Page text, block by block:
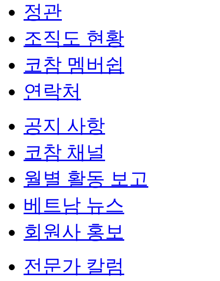
정관
조직도 현황
코참 멤버쉽
연락처
공지 사항
코참 채널
월별 활동 보고
베트남 뉴스
회원사 홍보
전문가 칼럼